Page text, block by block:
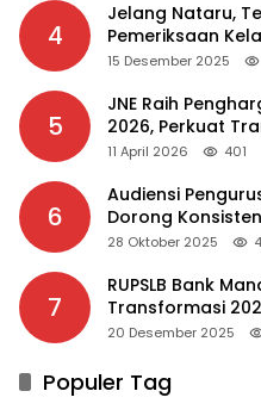
4
Jelang Nataru,
Pemeriksaan
15 Desember 2025
5
JNE Raih
2026, Perkuat
11 April 2026 401
6
Audiensi
Dorong
28 Oktober 2025
7
RUPSLB Bank
Transformasi
20 Desember 2025
Populer Tag